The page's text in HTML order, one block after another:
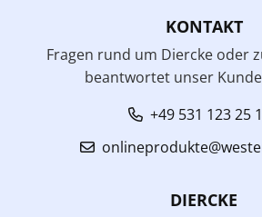
KONTAKT
Fragen rund um Diercke oder
beantwortet unser
+49 531 123 25
DIERCKE